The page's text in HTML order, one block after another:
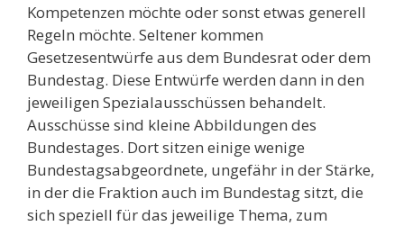
Kompetenzen möchte oder sonst etwas generell
Regeln möchte. Seltener kommen
Gesetzesentwürfe aus dem Bundesrat oder dem
Bundestag. Diese Entwürfe werden dann in den
jeweiligen Spezialausschüssen behandelt.
Ausschüsse sind kleine Abbildungen des
Bundestages. Dort sitzen einige wenige
Bundestagsabgeordnete, ungefähr in der Stärke,
in der die Fraktion auch im Bundestag sitzt, die
sich speziell für das jeweilige Thema, zum